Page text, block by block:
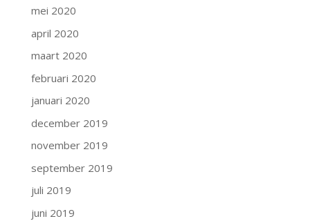
mei 2020
april 2020
maart 2020
februari 2020
januari 2020
december 2019
november 2019
september 2019
juli 2019
juni 2019